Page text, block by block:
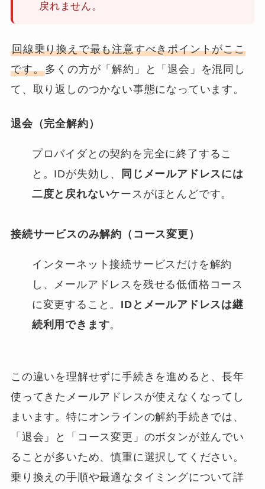
戻れません。
回線乗り換えで最も注意すべきポイントがここ
です。多くの方が「解約」と「退会」を混同し
て、取り返しのつかない事態になっています。
退会（完全解約）
プロバイダとの契約を完全に終了するこ
と。IDが失効し、
同じメールアドレスには
二度と戻れないケースがほとんどです。
接続サービスのみ解約（コース変更）
インターネット接続サービスだけを解約
し、メールアドレスを残せる低価格コース
に変更すること。 IDとメールアドレスは継
続利用できます。
この違いを理解せずに手続きを進めると、長年
使ってきたメールアドレスが使えなくなってし
まいます。特にオンラインの解約手続きでは、
「退会」と「コース変更」のボタンが並んでい
ることが多いため、慎重に選択してください。
乗り換えの手順や最適なタイミングについて詳